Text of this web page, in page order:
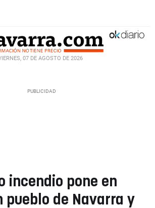
07 DE AGOSTO DE 2026
incendio pone en
pueblo de Navarra y